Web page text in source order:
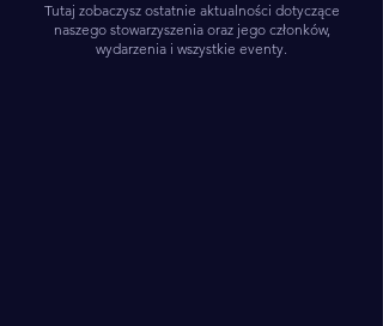
Tutaj zobaczysz ostatnie aktualności dotyczące
naszego stowarzyszenia oraz jego członków,
wydarzenia i wszystkie eventy.